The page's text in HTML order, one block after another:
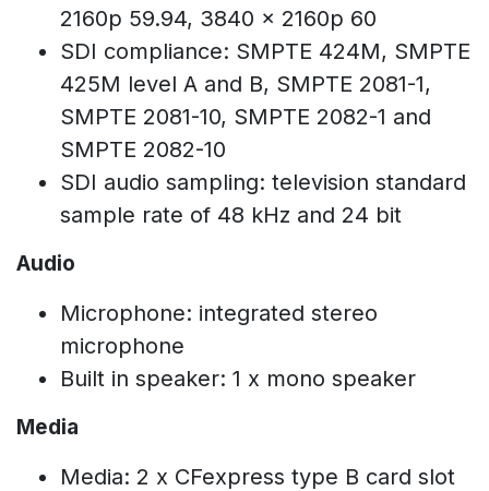
2160p 59.94, 3840 x 2160p 60
SDI compliance: SMPTE 424M, SMPTE
425M level A and B, SMPTE 2081-1,
SMPTE 2081-10, SMPTE 2082-1 and
SMPTE 2082-10
SDI audio sampling: television standard
sample rate of 48 kHz and 24 bit
Audio
Microphone: integrated stereo
microphone
Built in speaker: 1 x mono speaker
Media
Media: 2 x CFexpress type B card slot